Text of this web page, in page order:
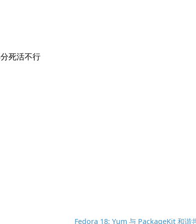
Fedora 18: Yum 与 PackageKit 和谐